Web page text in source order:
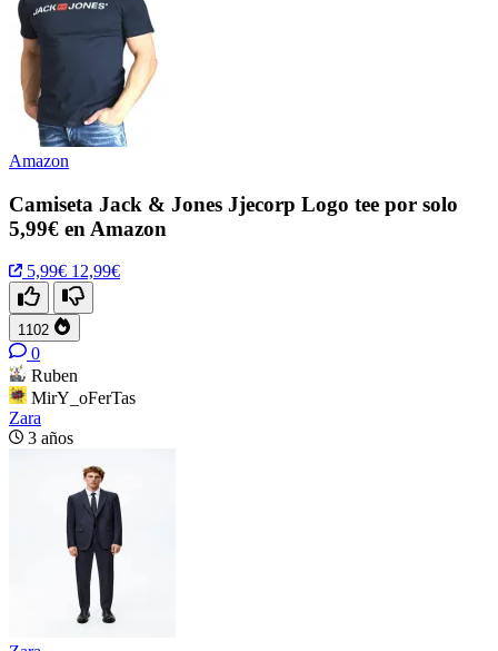
Amazon
Camiseta Jack & Jones Jjecorp Logo tee por solo
5,99€ en Amazon
5,99€ 12,99€
1102
0
Ruben
MirY_oFerTas
Zara
3 años